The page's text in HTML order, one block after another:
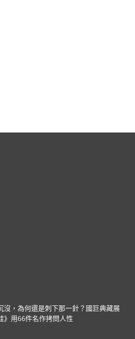
沒，為何還是刺下那一針？國巨典藏展
》用66件名作拷問人性